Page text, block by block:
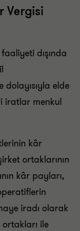
Vergisi
dışında
elde
iratlar menkul
kâr
ortaklarının
kâr payları,
iradı olarak
ile